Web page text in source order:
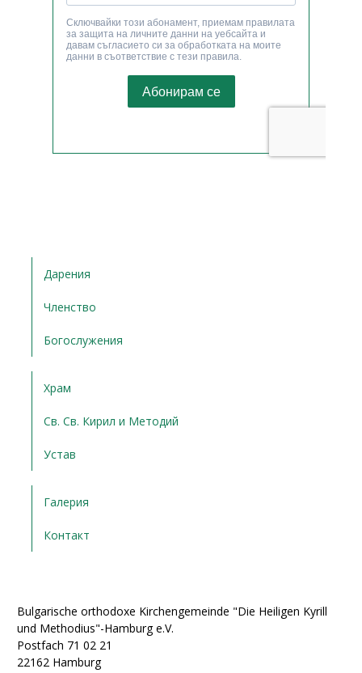
Дарения
Членство
Богослужения
Храм
Св. Св. Кирил и Методий
Устав
Галерия
Контакт
Bulgarische orthodoxe Kirchengemeinde "Die Heiligen Kyrill
und Methodius"-Hamburg e.V.
Postfach 71 02 21
22162 Hamburg